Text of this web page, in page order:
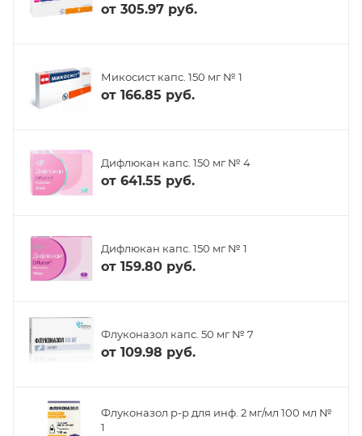
от 305.97 руб.
Микосист капс. 150 мг № 1
от 166.85 руб.
Дифлюкан капс. 150 мг № 4
от 641.55 руб.
Дифлюкан капс. 150 мг № 1
от 159.80 руб.
Флуконазол капс. 50 мг № 7
от 109.98 руб.
Флуконазол р-р для инф. 2 мг/мл 100 мл №
1